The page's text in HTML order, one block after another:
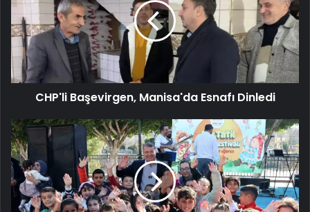
Esnafı
Dinledi
CHP'li Başevirgen, Manisa'da Esnafı Dinledi
Silifke'de
Yarı
Yıl
Tatili
İçin
Çocuk